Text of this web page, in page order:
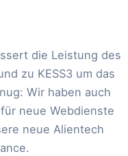
die Leistung des
zu KESS3 um das
Wir haben auch
neue Webdienste
neue Alientech